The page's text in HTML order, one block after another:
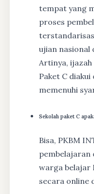
tempat yang
proses
ujian nasional
Artinya, ijazah
Paket C
memenuhi
Sekolah paket C
Bisa, PKBM
pembelajaran
warga belajar
secara online